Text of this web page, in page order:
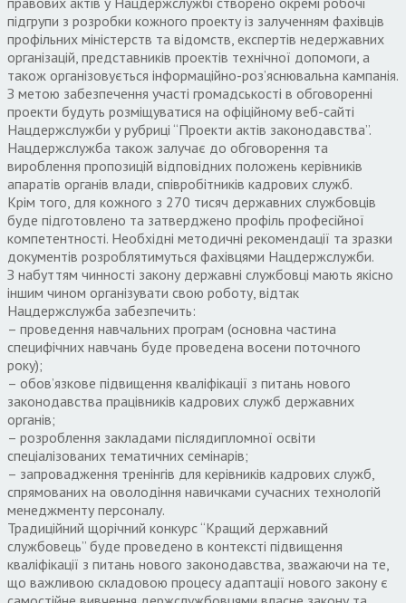
підгрупи з розробки кожного проекту із залученням фахівців
профільних міністерств та відомств, експертів недержавних
організацій, представників проектів технічної допомоги, а
також організовується інформаційно-роз’яснювальна кампанія.
З метою забезпечення участі громадськості в обговоренні
проекти будуть розміщуватися на офіційному веб-сайті
Нацдержслужби у рубриці “Проекти актів законодавства”.
Нацдержслужба також залучає до обговорення та
вироблення пропозицій відповідних положень керівників
апаратів органів влади, співробітників кадрових служб.
Крім того, для кожного з 270 тисяч державних службовців
буде підготовлено та затверджено профіль професійної
компетентності. Необхідні методичні рекомендації та зразки
документів розроблятимуться фахівцями Нацдержслужби.
З набуттям чинності закону державні службовці мають якісно
іншим чином організувати свою роботу, відтак
Нацдержслужба забезпечить:
– проведення навчальних програм (основна частина
специфічних навчань буде проведена восени поточного
року);
– обов’язкове підвищення кваліфікації з питань нового
законодавства працівників кадрових служб державних
органів;
– розроблення закладами післядипломної освіти
спеціалізованих тематичних семінарів;
– запровадження тренінгів для керівників кадрових служб,
спрямованих на оволодіння навичками сучасних технологій
менеджменту персоналу.
Традиційний щорічний конкурс “Кращий державний
службовець” буде проведено в контексті підвищення
кваліфікації з питань нового законодавства, зважаючи на те,
що важливою складовою процесу адаптації нового закону є